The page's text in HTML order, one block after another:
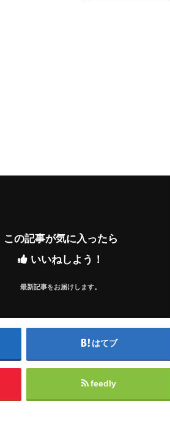
この記事が気に入ったら
いいねしよう！
最新記事をお届けします。
はてブ
feedly